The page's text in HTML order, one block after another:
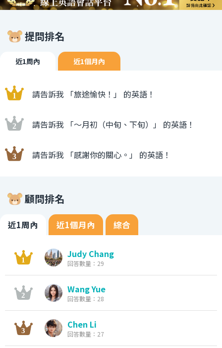
提問排名
近1周內 近1個月內
請告訴我 「旅途愉快！」 的英語！
請告訴我 「〜月初（中旬、下旬）」 的英語！
請告訴我 「感謝你的關心。」 的英語！
顧問排名
近1周內 近1個月內 綜合
Judy Chang
回答數量：29
Wang Yue
回答數量：28
Chen Li
回答數量：27